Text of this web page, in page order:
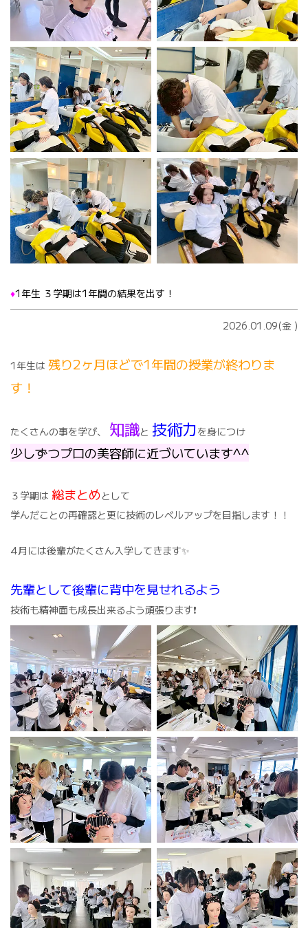
♦️1年生 ３学期は1年間の結果を出す！
2026.01.09(金 )
1年生は 残り2ヶ月ほどで1年間の授業が終わりま
す！
たくさんの事を学び、 知識と 技術力 を身につけ
少しずつプロの美容師に近づいています^^
３学期は 総まとめとして
学んだことの再確認と更に技術のレベルアップを目指します！！
4月には後輩がたくさん入学してきます✨
先輩として後輩に背中を見せれるよう
技術も精神面も成長出来るよう頑張ります❗️